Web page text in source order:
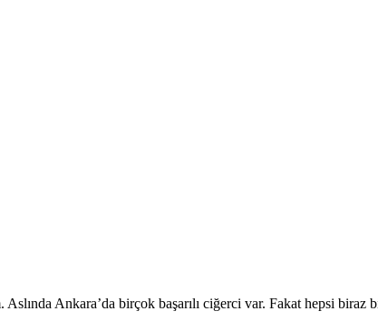
Ankara’da birçok başarılı ciğerci var. Fakat hepsi